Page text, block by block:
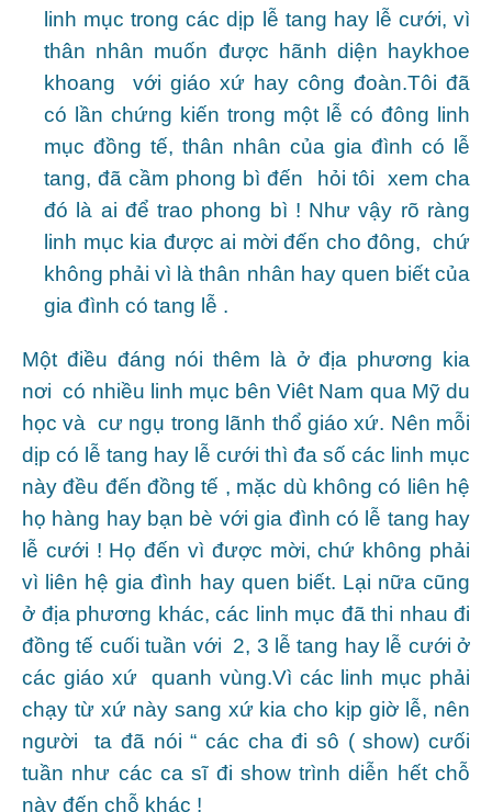
linh mục trong các dịp lễ tang hay lễ cưới, vì
thân nhân muốn được hãnh diện haykhoe
khoang với giáo xứ hay công đoàn.Tôi đã
có lần chứng kiến trong một lễ có đông linh
mục đồng tế, thân nhân của gia đình có lễ
tang, đã cầm phong bì đến hỏi tôi xem cha
đó là ai để trao phong bì ! Như vậy rõ ràng
linh mục kia được ai mời đến cho đông, chứ
không phải vì là thân nhân hay quen biết của
gia đình có tang lễ .
Một điều đáng nói thêm là ở địa phương kia
nơi có nhiều linh mục bên Viêt Nam qua Mỹ du
học và cư ngụ trong lãnh thổ giáo xứ. Nên mỗi
dịp có lễ tang hay lễ cưới thì đa số các linh mục
này đều đến đồng tế , mặc dù không có liên hệ
họ hàng hay bạn bè với gia đình có lễ tang hay
lễ cưới ! Họ đến vì được mời, chứ không phải
vì liên hệ gia đình hay quen biết. Lại nữa cũng
ở địa phương khác, các linh mục đã thi nhau đi
đồng tế cuối tuần với 2, 3 lễ tang hay lễ cưới ở
các giáo xứ quanh vùng.Vì các linh mục phải
chạy từ xứ này sang xứ kia cho kịp giờ lễ, nên
người ta đã nói “ các cha đi sô ( show) cưối
tuần như các ca sĩ đi show trình diễn hết chỗ
này đến chỗ khác !